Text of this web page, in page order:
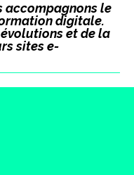
accompagnons le
digitale.
et de la
sites e-